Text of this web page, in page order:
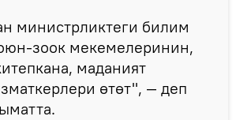
министрликтеги билим
зоок мекемелеринин,
маданият
өтөт", — деп